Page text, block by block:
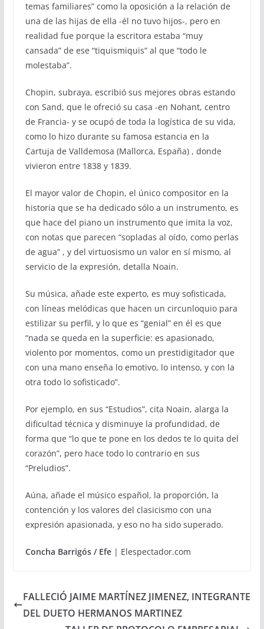
temas familiares” como la oposición a la relación de
una de las hijas de ella -él no tuvo hijos-, pero en
realidad fue porque la escritora estaba “muy
cansada” de ese “tiquismiquis” al que “todo le
molestaba”.
Chopin, subraya, escribió sus mejores obras estando
con Sand, que le ofreció su casa -en Nohant, centro
de Francia- y se ocupó de toda la logística de su vida,
como lo hizo durante su famosa estancia en la
Cartuja de Valldemosa (Mallorca, España) , donde
vivieron entre 1838 y 1839.
El mayor valor de Chopin, el único compositor en la
historia que se ha dedicado sólo a un instrumento, es
que hace del piano un instrumento que imita la voz,
con notas que parecen “sopladas al oído, como perlas
de agua” , y del virtuosismo un valor en sí mismo, al
servicio de la expresión, detalla Noain.
Su música, añade este experto, es muy sofisticada,
con líneas melódicas que hacen un circunloquio para
estilizar su perfil, y lo que es “genial” en él es que
“nada se queda en la superficie: es apasionado,
violento por momentos, como un prestidigitador que
con una mano enseña lo emotivo, lo intenso, y con la
otra todo lo sofisticado”.
Por ejemplo, en sus “Estudios”, cita Noain, alarga la
dificultad técnica y disminuye la profundidad, de
forma que “lo que te pone en los dedos te lo quita del
corazón”, pero hace todo lo contrario en sus
“Preludios”.
Aúna, añade el músico español, la proporción, la
contención y los valores del clasicismo con una
expresión apasionada, y eso no ha sido superado.
Concha Barrigós / Efe| Elespectador.com
FALLECIÓ JAIME MARTÍNEZ JIMENEZ, INTEGRANTE
DEL DUETO HERMANOS MARTINEZ